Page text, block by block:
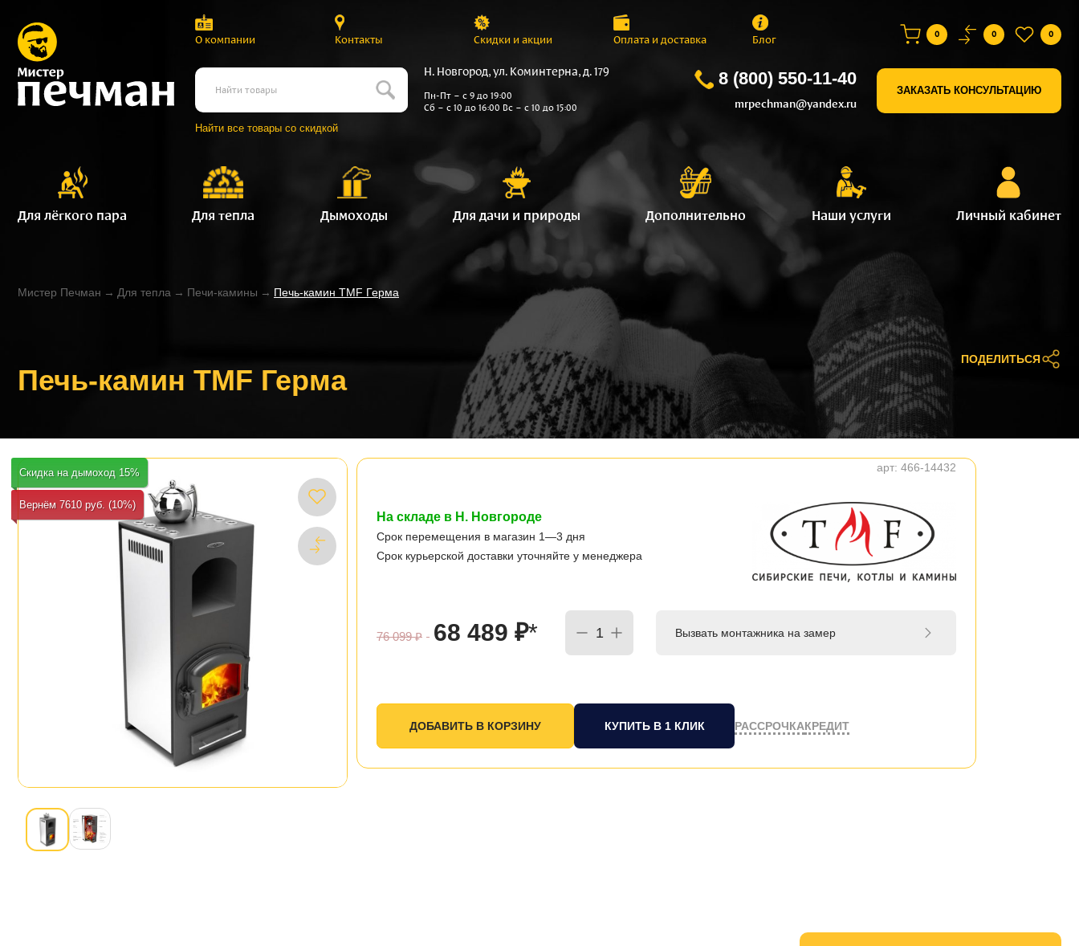
О компании Контакты Скидки и акции Оплата и доставка Блог 0 0 0
Найти все товары со скидкой
Н. Новгород, ул. Коминтерна, д. 179
Пн-Пт – с 9 до 19:00
Сб – с 10 до 16:00 Вс – с 10 до 15:00
8 (800) 550-11-40
mrpechman@yandex.ru
ЗАКАЗАТЬ КОНСУЛЬТАЦИЮ
Для лёгкого пара Для тепла Дымоходы Для дачи и природы Дополнительно Наши услуги Личный кабинет
Мистер Печман → Для тепла → Печи-камины → Печь-камин TMF Герма
Печь-камин TMF Герма
ПОДЕЛИТЬСЯ
Скидка на дымоход 15%
Вернём 7610 руб. (10%)
арт: 466-14432
На складе в Н. Новгороде
Срок перемещения в магазин 1—3 дня
Срок курьерской доставки уточняйте у менеджера
76 099₽ 68 489 ₽* Вызвать монтажника на замер
КУПИТЬ В 1 КЛИК РАССРОЧКАКРЕДИТ